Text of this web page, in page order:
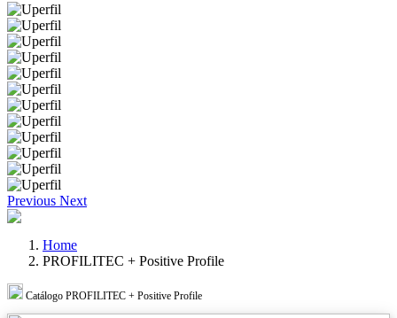
Previous Next
Home
PROFILITEC + Positive Profile
Catálogo PROFILITEC + Positive Profile